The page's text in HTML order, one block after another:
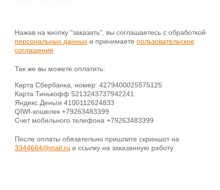
Нажав на кнопку "заказать", вы соглашаетесь с обработкой
персональных данных и принимаете пользовательское
соглашение
Так же вы можете оплатить:
Карта Сбербанка, номер: 4279400025575125
Карта Тинькофф 5213243737942241
Яндекс.Деньги 4100112624833
QIWI-кошелек +79263483399
Счет мобильного телефона +79263483399
После оплаты обязательно пришлите скриншот на
3344664@mail.ru и ссылку на заказанную работу.